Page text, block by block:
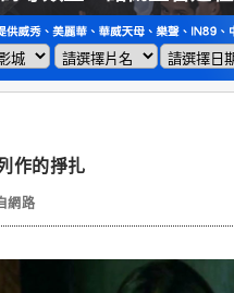
作的掙扎
網路